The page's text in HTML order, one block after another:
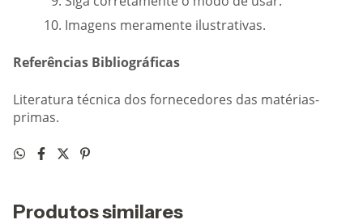
Imagens meramente ilustrativas.
Referências Bibliográficas
Literatura técnica dos fornecedores das matérias-
primas.
Produtos similares